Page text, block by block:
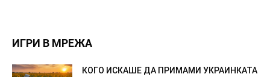
ИГРИ В МРЕЖА
КОГО ИСКАШЕ ДА ПРИМАМИ УКРАИНКАТА